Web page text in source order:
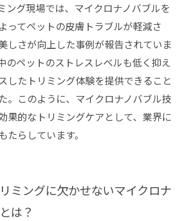
ング現場では、マイクロナノバブルを
ってペットの皮膚トラブルが軽減さ
しさが向上した事例が報告されていま
のペットのストレスレベルも低く抑え
したトリミング体験を提供できること
。このように、マイクロナノバブル技
果的なトリミングケアとして、業界に
たらしています。
ミングに欠かせないマイクロナ
は？